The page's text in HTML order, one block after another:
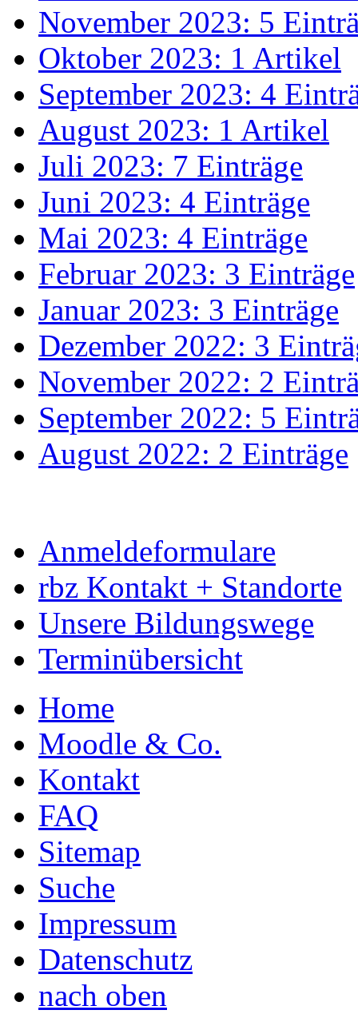
November 2023: 5
Oktober 2023: 1 Artikel
September 2023: 4
August 2023: 1 Artikel
Juli 2023: 7 Einträge
Juni 2023: 4 Einträge
Mai 2023: 4 Einträge
Februar 2023: 3 Einträge
Januar 2023: 3 Einträge
Dezember 2022: 3
November 2022: 2
September 2022: 5
August 2022: 2 Einträge
Anmeldeformulare
rbz Kontakt + Standorte
Unsere Bildungswege
Terminübersicht
Home
Moodle & Co.
Kontakt
FAQ
Sitemap
Suche
Impressum
Datenschutz
nach oben